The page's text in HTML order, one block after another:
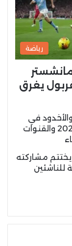
رياضة
يغرق
في
الدوري السعودي 2026 والقنوات
مشاركته
للناشئين